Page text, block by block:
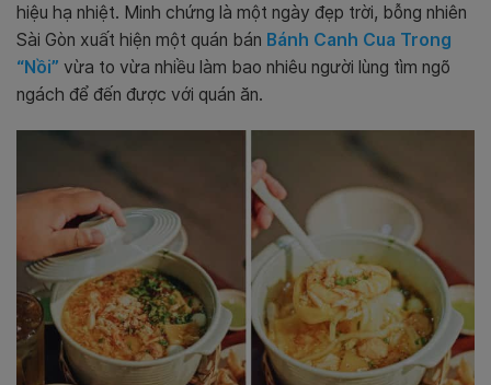
hiệu hạ nhiệt. Minh chứng là một ngày đẹp trời, bỗng nhiên
Sài Gòn xuất hiện một quán bán Bánh Canh Cua Trong
“Nồi” vừa to vừa nhiều làm bao nhiêu người lùng tìm ngõ
ngách để đến được với quán ăn.